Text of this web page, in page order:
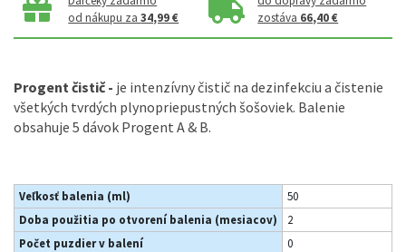
od nákupu za34,99 €
zostáva 66,40 €
Progent čistič - je intenzívny čistič na dezinfekciu a čistenie
všetkých tvrdých plynopriepustných šošoviek. Balenie
obsahuje 5 dávok Progent A & B.
Veľkosť balenia (ml)
50
Doba použitia po otvorení balenia (mesiacov)
2
Počet puzdier v balení
0